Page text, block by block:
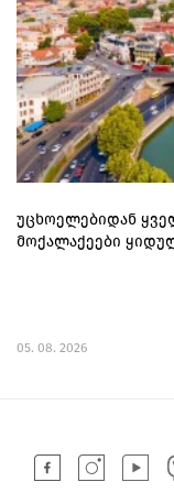
უცხოელებიდან
მოქალაქეები
05. 08. 2026